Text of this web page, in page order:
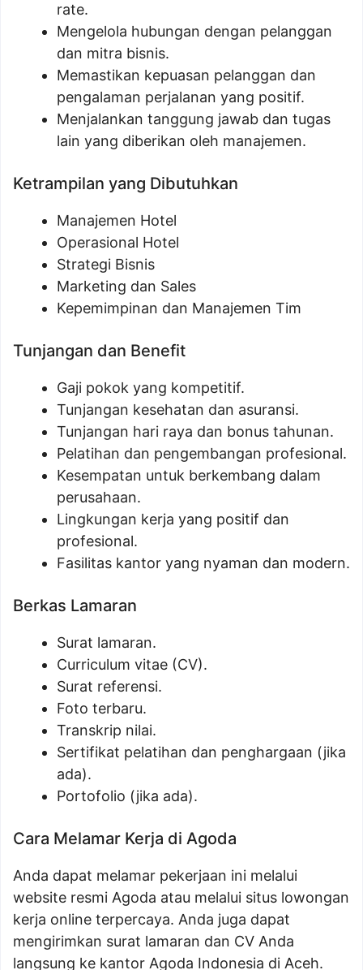
rate.
Mengelola hubungan dengan pelanggan
dan mitra bisnis.
Memastikan kepuasan pelanggan dan
pengalaman perjalanan yang positif.
Menjalankan tanggung jawab dan tugas
lain yang diberikan oleh manajemen.
Ketrampilan yang Dibutuhkan
Manajemen Hotel
Operasional Hotel
Strategi Bisnis
Marketing dan Sales
Kepemimpinan dan Manajemen Tim
Tunjangan dan Benefit
Gaji pokok yang kompetitif.
Tunjangan kesehatan dan asuransi.
Tunjangan hari raya dan bonus tahunan.
Pelatihan dan pengembangan profesional.
Kesempatan untuk berkembang dalam
perusahaan.
Lingkungan kerja yang positif dan
profesional.
Fasilitas kantor yang nyaman dan modern.
Berkas Lamaran
Surat lamaran.
Curriculum vitae (CV).
Surat referensi.
Foto terbaru.
Transkrip nilai.
Sertifikat pelatihan dan penghargaan (jika
ada).
Portofolio (jika ada).
Cara Melamar Kerja di Agoda
Anda dapat melamar pekerjaan ini melalui
website resmi Agoda atau melalui situs lowongan
kerja online terpercaya. Anda juga dapat
mengirimkan surat lamaran dan CV Anda
langsung ke kantor Agoda Indonesia di Aceh.